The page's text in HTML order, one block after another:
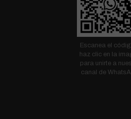
Escanea el
haz clic en la
para unirte a
canal de